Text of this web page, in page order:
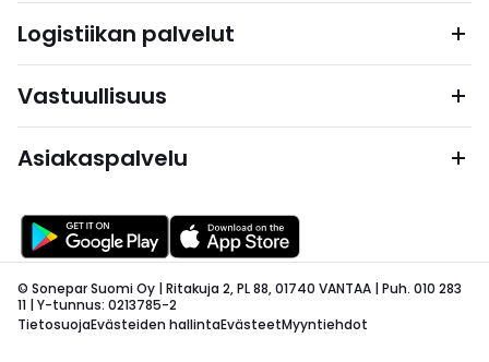
Logistiikan palvelut
Vastuullisuus
Asiakaspalvelu
© Sonepar Suomi Oy | Ritakuja 2, PL 88, 01740 VANTAA | Puh. 010 283
11 | Y-tunnus: 0213785-2
TietosuojaEvästeiden hallintaEvästeetMyyntiehdot